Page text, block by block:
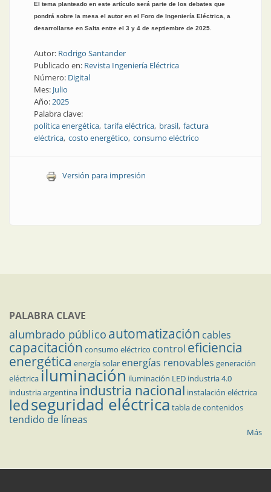
El tema planteado en este artículo será parte de los debates que
pondrá sobre la mesa el autor en el Foro de Ingeniería Eléctrica, a
desarrollarse en Salta entre el 3 y 4 de septiembre de 2025.
Autor: Rodrigo Santander
Publicado en: Revista Ingeniería Eléctrica
Número: Digital
Mes: Julio
Año:2025
Palabra clave:
política energética tarifa eléctrica brasil factura
eléctrica costo energético consumo eléctrico
Versión para impresión
PALABRA CLAVE
alumbrado público automatización cables
capacitación consumo eléctrico control eficiencia
energética energía solar energías renovables generación
eléctricailuminación iluminación LED industria 4.0
industria argentina industria nacional instalación eléctrica
ledseguridad eléctrica tabla de contenidos
tendido de líneas
Más